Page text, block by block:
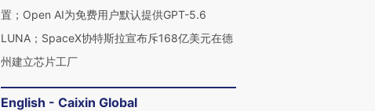
置；Open AI为免费用户默认提供GPT-5.6
LUNA；SpaceX协特斯拉宣布斥168亿美元在德
州建立芯片工厂
English - Caixin Global